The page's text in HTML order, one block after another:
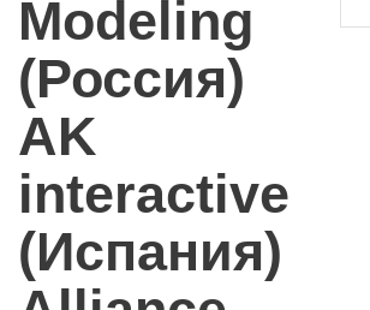
Modeling
(Россия)
AK
interactive
(Испания)